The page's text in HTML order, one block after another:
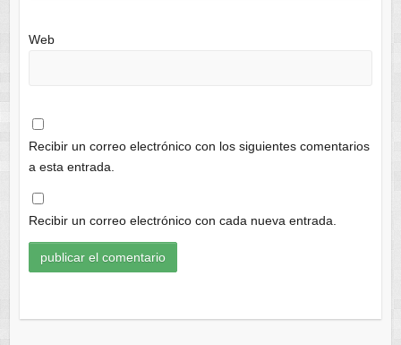
Web
Recibir un correo electrónico con los siguientes comentarios
a esta entrada.
Recibir un correo electrónico con cada nueva entrada.